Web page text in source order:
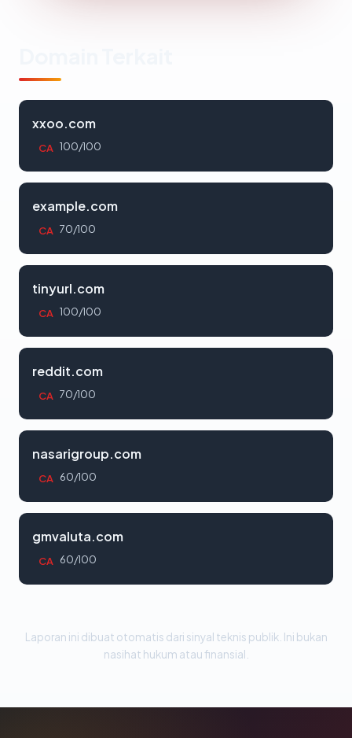
xxoo.com
CA 100/100
example.com
CA 70/100
tinyurl.com
CA 100/100
reddit.com
CA 70/100
nasarigroup.com
CA 60/100
gmvaluta.com
CA 60/100
Laporan ini dibuat otomatis dari sinyal teknis publik. Ini bukan
nasihat hukum atau finansial.